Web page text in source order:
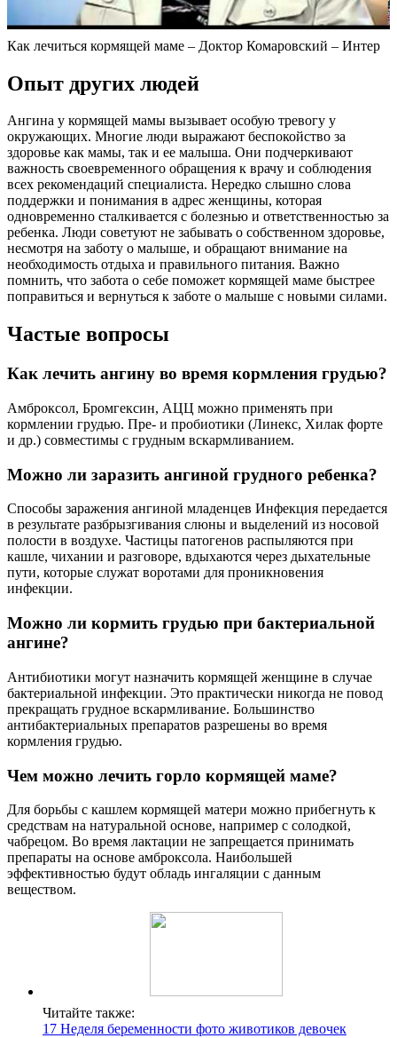
Как лечиться кормящей маме – Доктор Комаровский – Интер
Опыт других людей
Ангина у кормящей мамы вызывает особую тревогу у
окружающих. Многие люди выражают беспокойство за
здоровье как мамы, так и ее малыша. Они подчеркивают
важность своевременного обращения к врачу и соблюдения
всех рекомендаций специалиста. Нередко слышно слова
поддержки и понимания в адрес женщины, которая
одновременно сталкивается с болезнью и ответственностью за
ребенка. Люди советуют не забывать о собственном здоровье,
несмотря на заботу о малыше, и обращают внимание на
необходимость отдыха и правильного питания. Важно
помнить, что забота о себе поможет кормящей маме быстрее
поправиться и вернуться к заботе о малыше с новыми силами.
Частые вопросы
Как лечить ангину во время кормления грудью?
Амброксол, Бромгексин, АЦЦ можно применять при
кормлении грудью. Пре- и пробиотики (Линекс, Хилак форте
и др.) совместимы с грудным вскармливанием.
Можно ли заразить ангиной грудного ребенка?
Способы заражения ангиной младенцев Инфекция передается
в результате разбрызгивания слюны и выделений из носовой
полости в воздухе. Частицы патогенов распыляются при
кашле, чихании и разговоре, вдыхаются через дыхательные
пути, которые служат воротами для проникновения
инфекции.
Можно ли кормить грудью при бактериальной
ангине?
Антибиотики могут назначить кормящей женщине в случае
бактериальной инфекции. Это практически никогда не повод
прекращать грудное вскармливание. Большинство
антибактериальных препаратов разрешены во время
кормления грудью.
Чем можно лечить горло кормящей маме?
Для борьбы с кашлем кормящей матери можно прибегнуть к
средствам на натуральной основе, например с солодкой,
чабрецом. Во время лактации не запрещается принимать
препараты на основе амброксола. Наибольшей
эффективностью будут обладь ингаляции с данным
веществом.
Читайте также:
17 Неделя беременности фото животиков девочек